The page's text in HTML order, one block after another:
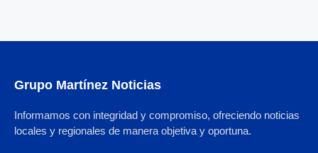
Grupo Martínez Noticias
Informamos con integridad y compromiso, ofreciendo noticias
locales y regionales de manera objetiva y oportuna.